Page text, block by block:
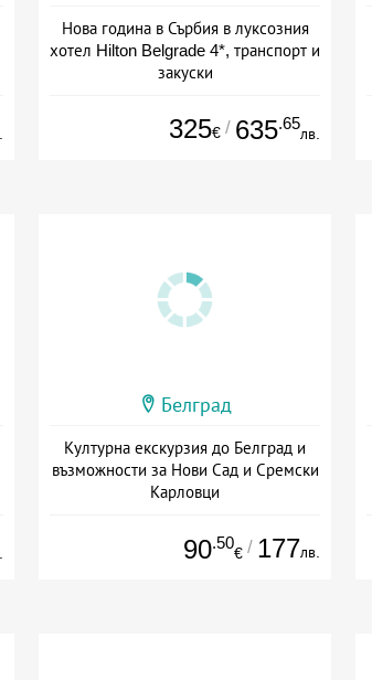
Нова година в Сърбия в луксозния
хотел Hilton Belgrade 4*, транспорт и
закуски
325€ / 635.65
лв.
Белград
Културна екскурзия до Белград и
възможности за Нови Сад и Сремски
Карловци
90.50
€ / 177лв.